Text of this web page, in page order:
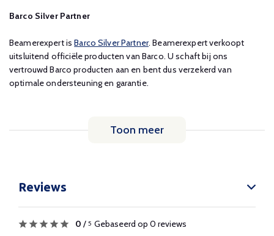
Barco Silver Partner
Beamerexpert isBarco Silver Partner. Beamerexpert verkoopt
uitsluitend officiële producten van Barco. U schaft bij ons
vertrouwd Barco producten aan en bent dus verzekerd van
optimale ondersteuning en garantie.
Toon meer
Reviews
0 / 5 Gebaseerd op 0 reviews